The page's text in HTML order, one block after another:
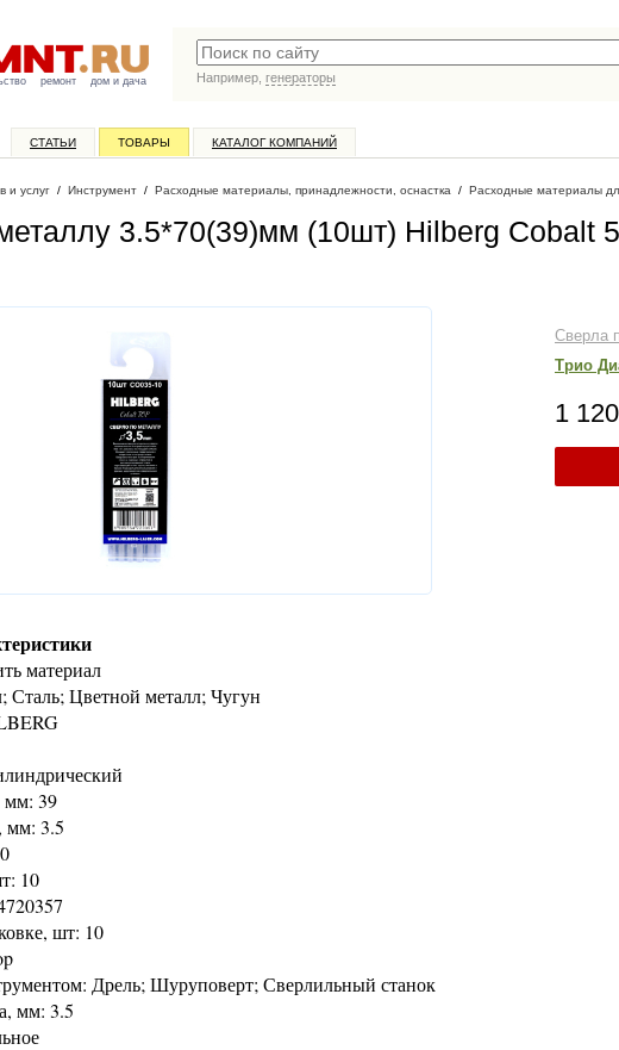
ремонт дом и дача
Например, генераторы
СТАТЬИ ТОВАРЫ КАТАЛОГ КОМПАНИЙ
и услуг / Инструмент / Расходные материалы, принадлежности, оснастка / Расходные материалы
3.5*70(39)мм (10шт) Hilberg Cobalt
Сверла
Трио
1
материал
Цветной металл; Чугун
мм: 39
мм: 3.5
10
шт: 10
Дрель; Шуруповерт; Сверлильный станок
мм: 3.5